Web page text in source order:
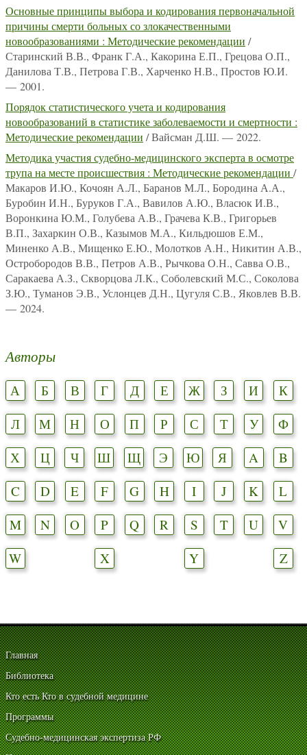
Основные принципы выбора и кодирования первоначальной
причины смерти больных со злокачественными
новообразованиями : Методические рекомендации /
Старинский В.В., Франк Г.А., Какорина Е.П., Грецова О.П.,
Данилова Т.В., Петрова Г.В., Харченко Н.В., Простов Ю.И.
— 2001.
Порядок статистического учета и кодирования
новообразований в статистике заболеваемости и смертности :
Методические рекомендации / Вайсман Д.Ш. — 2022.
Методика участия судебно-медицинского эксперта в осмотре
трупа на месте происшествия : Методические рекомендации /
Макаров И.Ю., Кочоян А.Л., Баранов М.Л., Бородина А.А.,
Буробин И.Н., Буруков Г.А., Вавилов А.Ю., Власюк И.В.,
Воронкина Ю.М., Голубева А.В., Грачева К.В., Григорьев
В.П., Захаркин О.В., Казымов М.А., Кильдюшов Е.М.,
Миненко А.В., Мищенко Е.Ю., Молотков А.Н., Никитин А.В.,
Остробородов В.В., Петров А.В., Рычкова О.Н., Савва О.В.,
Саракаева А.З., Скворцова Л.К., Соболевский М.С., Соколова
З.Ю., Туманов Э.В., Услонцев Д.Н., Цугуля С.В., Яковлев В.В.
— 2024.
Авторы
А Б В Г Д Е Ж З И
К
Л
М Н О П Р С Т У
Ф
Х
Ц Ч Ш Щ Э Ю Я A
B
C
D E F G H I J K
L
M
N O P Q R S T U
V
W
X Y Z
Главная
Библиотека
Кто есть Кто в судебной медицине
Программы
Судебно-медицинская экспертиза РФ